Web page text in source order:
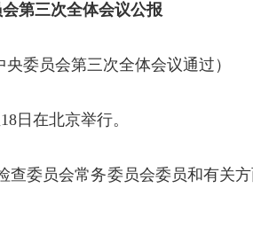
第三次全体会议公报
央委员会第三次全体会议通过）
日在北京举行。
委员会常务委员会委员和有关